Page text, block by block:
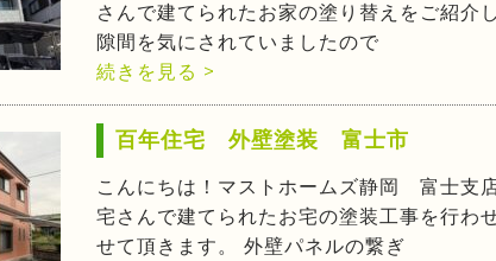
さんで建てられたお家の塗り替えをご紹介
隙間を気にされていましたので
続きを見る >
百年住宅 外壁塗装 富士市
こんにちは！マストホームズ静岡 富士支
宅さんで建てられたお宅の塗装工事を行わ
せて頂きます。 外壁パネルの繋ぎ